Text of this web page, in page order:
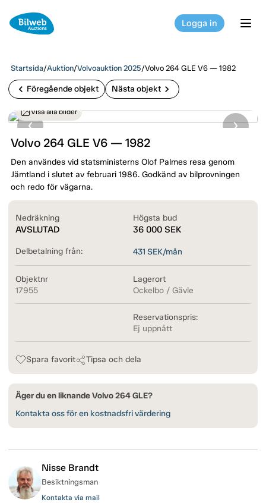
Logga in
Startsida/Auktion/Volvoauktion 2025/Volvo 264 GLE V6 — 1982
chevron_left Föregående objekt Nästa objekt chevron_right
Visa alla bilder
Volvo 264 GLE V6 — 1982
Den användes vid statsministerns Olof Palmes resa genom
Jämtland i slutet av februari 1986. Godkänd av bilprovningen
och redo för vägarna.
Nedräkning
AVSLUTAD
Högsta bud
36 000 SEK
Delbetalning från: 431 SEK/mån
Objektnr
17955
Lagerort
Ockelbo / Gävle
Reservationspris:
Ej uppnått
Spara favorit Tipsa och dela
Äger du en liknande Volvo 264 GLE?
Kontakta oss för en kostnadsfri värdering
Nisse Brandt
Besiktningsman
Kontakta via mail